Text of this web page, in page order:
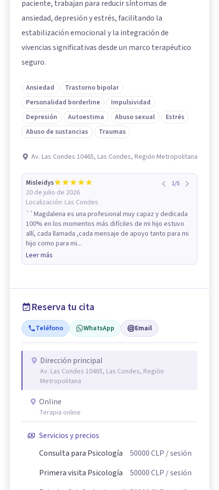
paciente, trabajan para reducir síntomas de
ansiedad, depresión y estrés, facilitando la
estabilización emocional y la integración de
vivencias significativas desde un marco terapéutico
seguro.
Ansiedad
Trastorno bipolar
Personalidad borderline
Impulsividad
Depresión
Autoestima Abuso sexual
Estrés
Abuso de sustancias
Traumas
Av. Las Condes 10465, Las Condes, Región Metropolitana
Misleidys
20 de julio de 2026
Localización: Las Condes
1/5
``Magdalena es una profesional muy capaz y dedicada
100% en los momentos más difíciles de mi hijo estuvo
allí, cada llamada ,cada mensaje de apoyo tanto para mi
hijo como para mi...
Leer más
Reserva tu cita
Teléfono WhatsApp Email
Dirección principal
Av. Las Condes 10465, Las Condes, Región
Metropolitana
Online
Terapia online
Servicios y precios
Consulta para Psicología
50000CLP / sesión
Primera visita Psicología
50000CLP / sesión